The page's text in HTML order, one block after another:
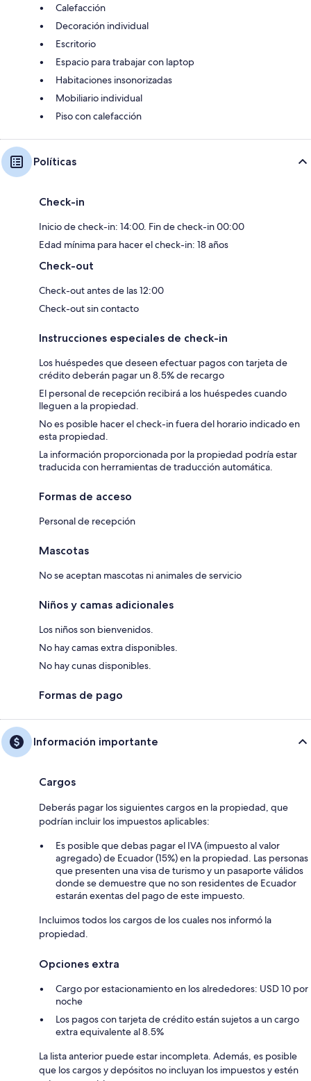
Calefacción
Decoración individual
Escritorio
Espacio para trabajar con laptop
Habitaciones insonorizadas
Mobiliario individual
Piso con calefacción
Políticas
Check-in
Inicio de check-in: 14:00. Fin de check-in 00:00
Edad mínima para hacer el check-in: 18 años
Check-out
Check-out antes de las 12:00
Check-out sin contacto
Instrucciones especiales de check-in
Los huéspedes que deseen efectuar pagos con tarjeta de
crédito deberán pagar un 8.5% de recargo
El personal de recepción recibirá a los huéspedes cuando
lleguen a la propiedad.
No es posible hacer el check-in fuera del horario indicado en
esta propiedad.
La información proporcionada por la propiedad podría estar
traducida con herramientas de traducción automática.
Formas de acceso
Personal de recepción
Mascotas
No se aceptan mascotas ni animales de servicio
Niños y camas adicionales
Los niños son bienvenidos.
No hay camas extra disponibles.
No hay cunas disponibles.
Formas de pago
Información importante
Cargos
Deberás pagar los siguientes cargos en la propiedad, que
podrían incluir los impuestos aplicables:
Es posible que debas pagar el IVA (impuesto al valor
agregado) de Ecuador (15%) en la propiedad. Las personas
que presenten una visa de turismo y un pasaporte válidos
donde se demuestre que no son residentes de Ecuador
estarán exentas del pago de este impuesto.
Incluimos todos los cargos de los cuales nos informó la
propiedad.
Opciones extra
Cargo por estacionamiento en los alrededores: USD 10 por
noche
Los pagos con tarjeta de crédito están sujetos a un cargo
extra equivalente al 8.5%
La lista anterior puede estar incompleta. Además, es posible
que los cargos y depósitos no incluyan los impuestos y estén